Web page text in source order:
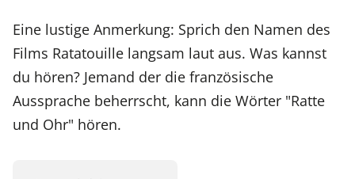
Eine lustige Anmerkung: Sprich den Namen des
Films Ratatouille langsam laut aus. Was kannst
du hören? Jemand der die französische
Aussprache beherrscht, kann die Wörter "Ratte
und Ohr" hören.